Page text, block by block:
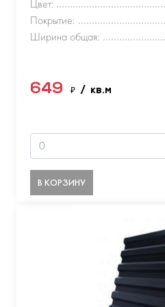
Цвет:
Покрытие:
Ширина общая:
649 ₽ / кв.м
В КОРЗИНУ